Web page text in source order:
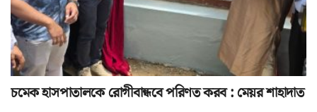
চমেক হাসপাতালকে রোগীবান্ধবে পরিণত করব : মেয়র শাহাদাত